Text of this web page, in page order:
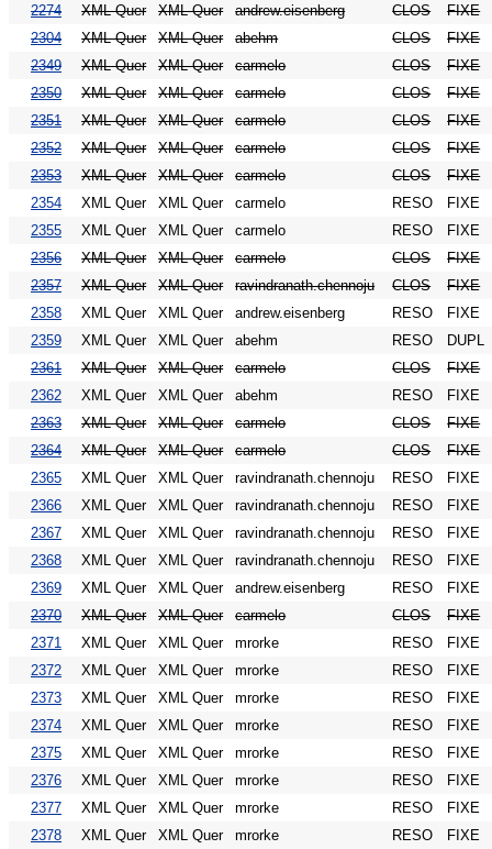
2274
XML Quer XML Quer andrew.eisenberg CLOS
FIXE
2304
XML Quer XML Quer abehm CLOS
FIXE
2349
XML Quer XML Quer carmelo CLOS
FIXE
2350
XML Quer XML Quer carmelo CLOS
FIXE
2351
XML Quer XML Quer carmelo CLOS
FIXE
2352
XML Quer XML Quer carmelo CLOS
FIXE
2353
XML Quer XML Quer carmelo CLOS
FIXE
2354
XML Quer XML Quer carmelo RESO
FIXE
2355
XML Quer XML Quer carmelo RESO
FIXE
2356
XML Quer XML Quer carmelo CLOS
FIXE
2357
XML Quer XML Quer ravindranath.chennoju CLOS
FIXE
2358
XML Quer XML Quer andrew.eisenberg RESO
FIXE
2359
XML Quer XML Quer abehm RESO
DUPL
2361
XML Quer XML Quer carmelo CLOS
FIXE
2362
XML Quer XML Quer abehm RESO
FIXE
2363
XML Quer XML Quer carmelo CLOS
FIXE
2364
XML Quer XML Quer carmelo CLOS
FIXE
2365
XML Quer XML Quer ravindranath.chennoju RESO
FIXE
2366
XML Quer XML Quer ravindranath.chennoju RESO
FIXE
2367
XML Quer XML Quer ravindranath.chennoju RESO
FIXE
2368
XML Quer XML Quer ravindranath.chennoju RESO
FIXE
2369
XML Quer XML Quer andrew.eisenberg RESO
FIXE
2370
XML Quer XML Quer carmelo CLOS
FIXE
2371
XML Quer XML Quer mrorke RESO
FIXE
2372
XML Quer XML Quer mrorke RESO
FIXE
2373
XML Quer XML Quer mrorke RESO
FIXE
2374
XML Quer XML Quer mrorke RESO
FIXE
2375
XML Quer XML Quer mrorke RESO
FIXE
2376
XML Quer XML Quer mrorke RESO
FIXE
2377
XML Quer XML Quer mrorke RESO
FIXE
2378
XML Quer XML Quer mrorke RESO
FIXE